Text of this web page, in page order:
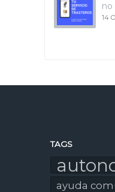
no
14
TAGS
ayuda